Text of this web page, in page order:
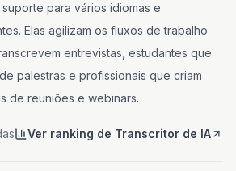
para vários idiomas e
Elas agilizam os fluxos de trabalho
entrevistas, estudantes que
palestras e profissionais que criam
de reuniões e webinars.
Ver ranking de Transcritor de IA